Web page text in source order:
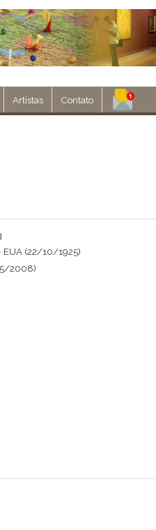
Artistas Contato
EUA (22/10/1925)
2008)